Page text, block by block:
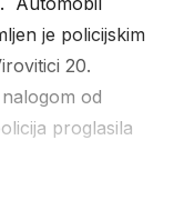
je policijskim
20.
od
proglasila